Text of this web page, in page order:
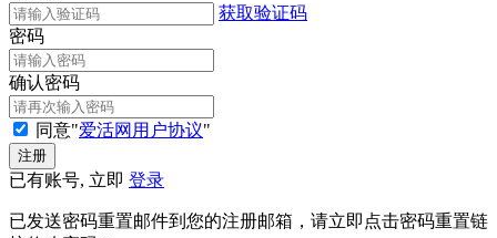
获取验证码
密码
确认密码
同意"爱活网用户协议"
已有账号, 立即 登录
已发送密码重置邮件到您的注册邮箱，请立即点击密码重置链